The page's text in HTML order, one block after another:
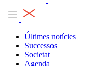
Últimes notícies
Successos
Societat
Agenda